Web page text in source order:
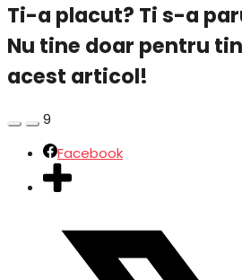
Ti-a placut? Ti s-a
Nu tine doar pentru
acest articol!
9
Facebook